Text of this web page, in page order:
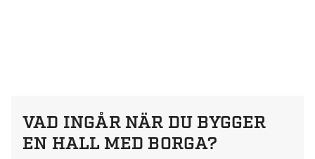
VAD INGÅR NÄR DU BYGGER
EN HALL MED BORGA?